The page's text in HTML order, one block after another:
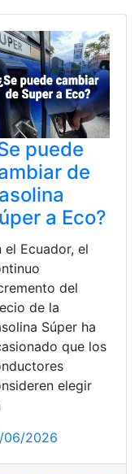
puede
de
a Eco?
el Ecuador, el
del
de la
Súper ha
que los
elegir
06/2026